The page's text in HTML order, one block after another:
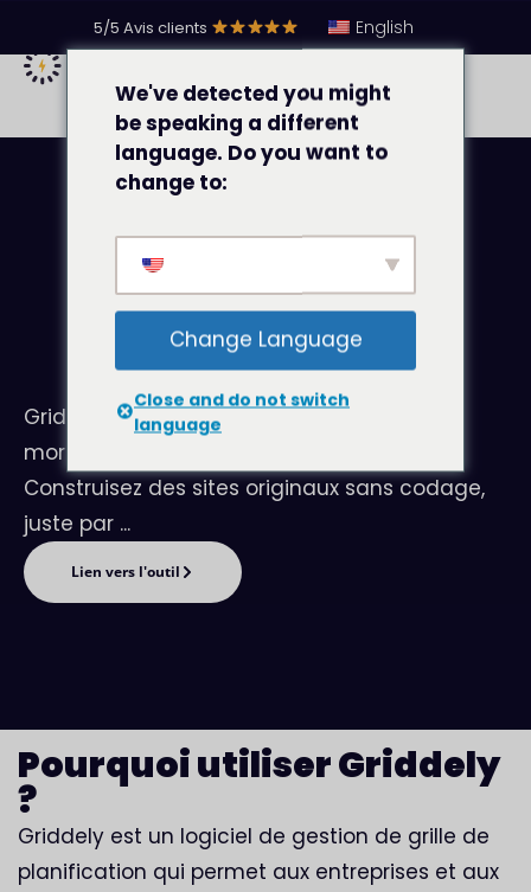
5/5 Avis clients English
#Builders
Griddely
GridDely est un constructeur de sites Web
mortellement simple basé sur les cartes.
Construisez des sites originaux sans codage,
juste par ...
Lien vers l'outil
Pourquoi utiliser Griddely
?
Griddely est un logiciel de gestion de grille de
planification qui permet aux entreprises et aux
We've detected you might
be speaking a different
language. Do you want to
change to:
Change Language
Close and do not switch
language